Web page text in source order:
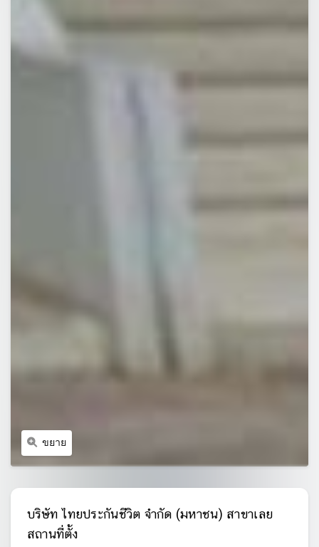
ขยาย
บริษัท ไทยประกันชีวิต จำกัด (มหาชน) สาขาเลย
สถานที่ตั้ง